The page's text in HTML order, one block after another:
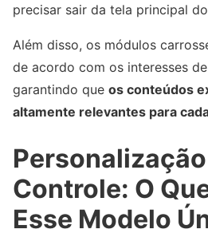
precisar sair da tela principal
Além disso, os módulos
de acordo com os interesses
garantindo que os conteúdos
altamente relevantes para
Controle: O
Esse Modelo